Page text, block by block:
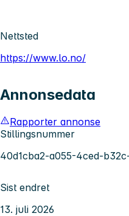
Nettsted
https://www.lo.no/
Annonsedata
Rapporter annonse
Stillingsnummer
40d1cba2-a055-4ced-
Sist endret
13. juli 2026